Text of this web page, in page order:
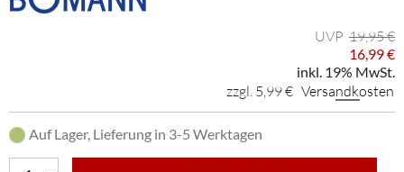
19,95 €
16,99 €
inkl. 19% MwSt.
zzgl. 5,99 € Versandkosten
Auf Lager, Lieferung in 3-5 Werktagen